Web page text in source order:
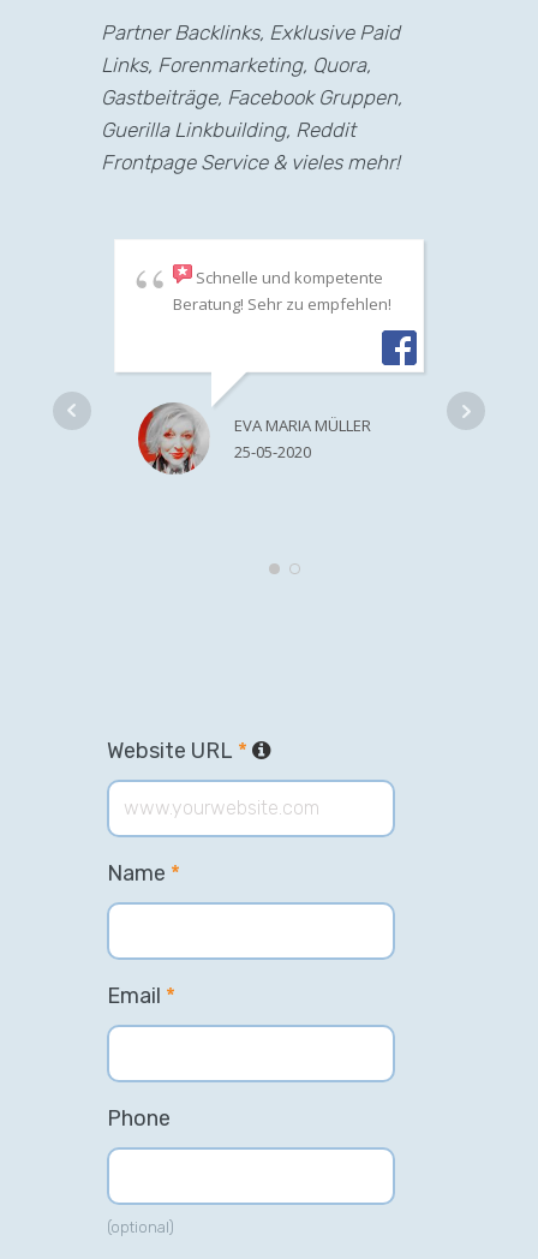
Partner Backlinks, Exklusive Paid
Links, Forenmarketing, Quora,
Gastbeiträge, Facebook Gruppen,
Guerilla Linkbuilding, Reddit
Frontpage Service & vieles mehr!
Schnelle und kompetente
Beratung! Sehr zu empfehlen!
EVA MARIA MÜLLER
25-05-2020
Website URL *
Name *
Email *
Phone
(optional)